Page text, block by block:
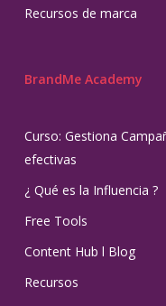
Recursos de marca
BrandMe Academy
Curso: Gestiona
efectivas
¿ Qué es la Influencia ?
Free Tools
Content Hub l Blog
Recursos